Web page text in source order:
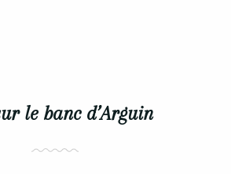
le banc d’Arguin